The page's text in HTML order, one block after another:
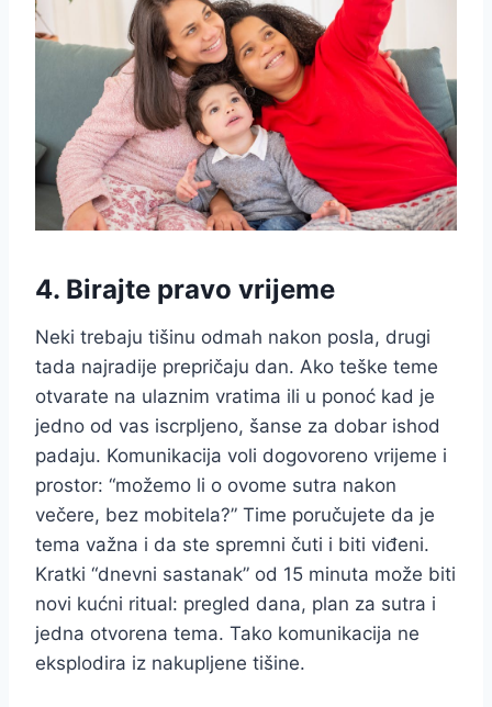
4. Birajte pravo vrijeme
Neki trebaju tišinu odmah nakon posla, drugi
tada najradije prepričaju dan. Ako teške teme
otvarate na ulaznim vratima ili u ponoć kad je
jedno od vas iscrpljeno, šanse za dobar ishod
padaju. Komunikacija voli dogovoreno vrijeme i
prostor: “možemo li o ovome sutra nakon
večere, bez mobitela?” Time poručujete da je
tema važna i da ste spremni čuti i biti viđeni.
Kratki “dnevni sastanak” od 15 minuta može biti
novi kućni ritual: pregled dana, plan za sutra i
jedna otvorena tema. Tako komunikacija ne
eksplodira iz nakupljene tišine.